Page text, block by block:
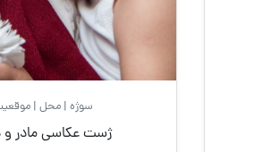
سوژه | محل |
ژست عکاسی مادر و